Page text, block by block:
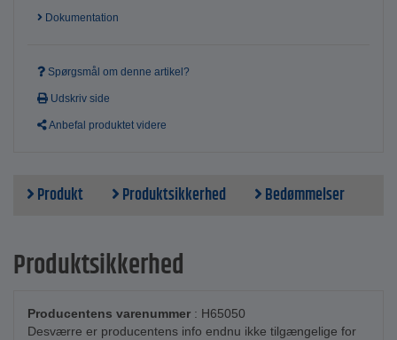
Dokumentation
Spørgsmål om denne artikel?
Udskriv side
Anbefal produktet videre
Produkt Produktsikkerhed Bedømmelser
Produktsikkerhed
Producentens varenummer : H65050
Desværre er producentens info endnu ikke tilgængelige for